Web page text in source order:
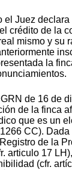
el Juez
crédito de la
mismo y su
la
de 16 de
de la finca
que es un
CC).
de la
articulo 17
(cfr.